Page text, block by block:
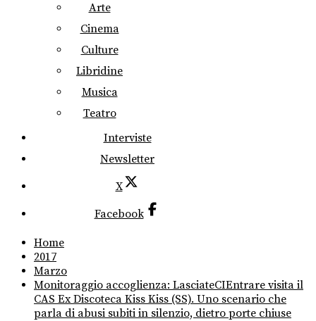
Arte
Cinema
Culture
Libridine
Musica
Teatro
Interviste
Newsletter
X
Facebook
Home
2017
Marzo
Monitoraggio accoglienza: LasciateCIEntrare visita il
CAS Ex Discoteca Kiss Kiss (SS). Uno scenario che
parla di abusi subiti in silenzio, dietro porte chiuse